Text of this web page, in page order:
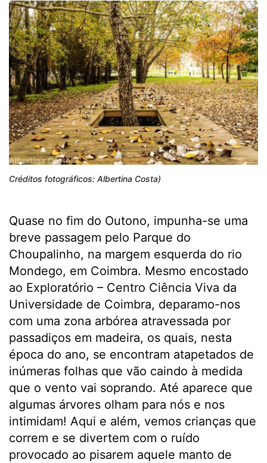
Créditos fotográficos: Albertina Costa)
Quase no fim do Outono, impunha-se uma
breve passagem pelo Parque do
Choupalinho, na margem esquerda do rio
Mondego, em Coimbra. Mesmo encostado
ao Exploratório – Centro Ciência Viva da
Universidade de Coimbra, deparamo-nos
com uma zona arbórea atravessada por
passadiços em madeira, os quais, nesta
época do ano, se encontram atapetados de
inúmeras folhas que vão caindo à medida
que o vento vai soprando. Até aparece que
algumas árvores olham para nós e nos
intimidam! Aqui e além, vemos crianças que
correm e se divertem com o ruído
provocado ao pisarem aquele manto de